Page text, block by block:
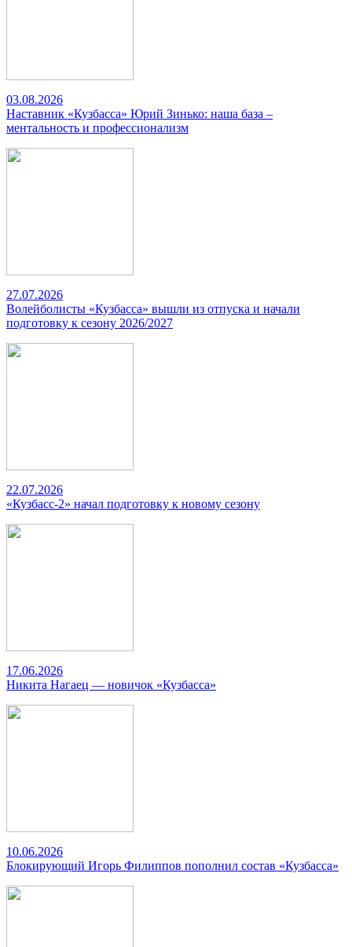
03.08.2026
Наставник «Кузбасса» Юрий Зинько: наша база –
ментальность и профессионализм
27.07.2026
Волейболисты «Кузбасса» вышли из отпуска и начали
подготовку к сезону 2026/2027
22.07.2026
«Кузбасс-2» начал подготовку к новому сезону
17.06.2026
Никита Нагаец — новичок «Кузбасса»
10.06.2026
Блокирующий Игорь Филиппов пополнил состав «Кузбасса»